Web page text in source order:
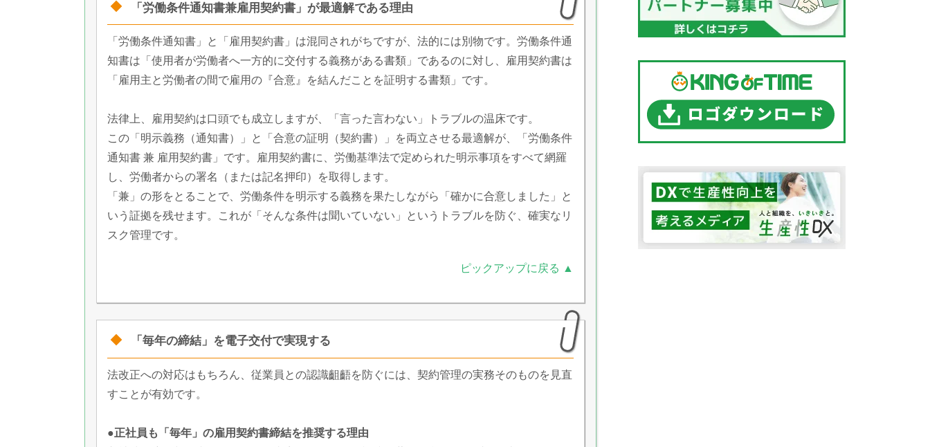
「労働条件通知書兼雇用契約書」が最適解である理由
「労働条件通知書」と「雇用契約書」は混同されがちですが、法的には別物です。労働条件通
知書は「使用者が労働者へ一方的に交付する義務がある書類」であるのに対し、雇用契約書は
「雇用主と労働者の間で雇用の『合意』を結んだことを証明する書類」です。
法律上、雇用契約は口頭でも成立しますが、「言った言わない」トラブルの温床です。
この「明示義務（通知書）」と「合意の証明（契約書）」を両立させる最適解が、「労働条件
通知書 兼 雇用契約書」です。雇用契約書に、労働基準法で定められた明示事項をすべて網羅
し、労働者からの署名（または記名押印）を取得します。
「兼」の形をとることで、労働条件を明示する義務を果たしながら「確かに合意しました」と
いう証拠を残せます。これが「そんな条件は聞いていない」というトラブルを防ぐ、確実なリ
スク管理です。
ピックアップに戻る ▲
「毎年の締結」を電子交付で実現する
法改正への対応はもちろん、従業員との認識齟齬を防ぐには、契約管理の実務そのものを見直
すことが有効です。
●正社員も「毎年」の雇用契約書締結を推奨する理由